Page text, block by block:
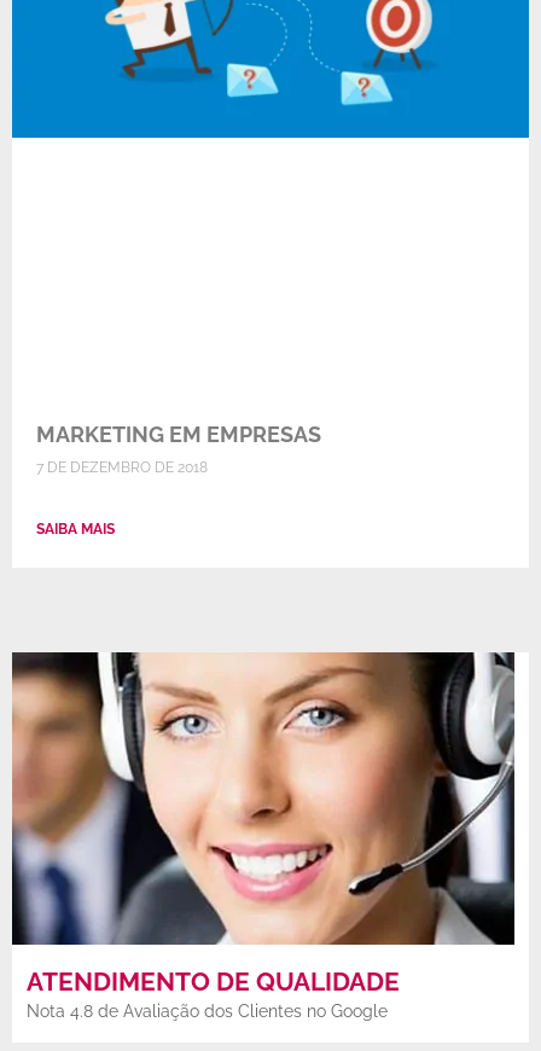
MARKETING EM EMPRESAS
7 DE DEZEMBRO DE 2018
SAIBA MAIS
ATENDIMENTO DE QUALIDADE
Nota 4.8 de Avaliação dos Clientes no Google